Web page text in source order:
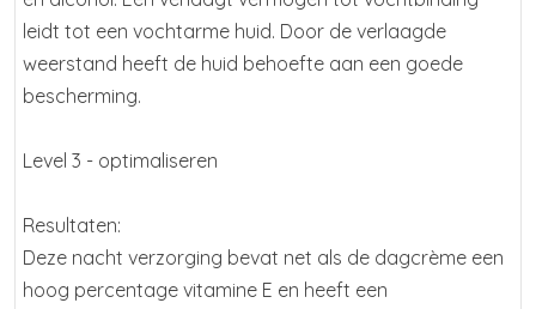
leidt tot een vochtarme huid. Door de verlaagde
weerstand heeft de huid behoefte aan een goede
bescherming.
Level 3 - optimaliseren
Resultaten:
Deze nacht verzorging bevat net als de dagcrème een
hoog percentage vitamine E en heeft een